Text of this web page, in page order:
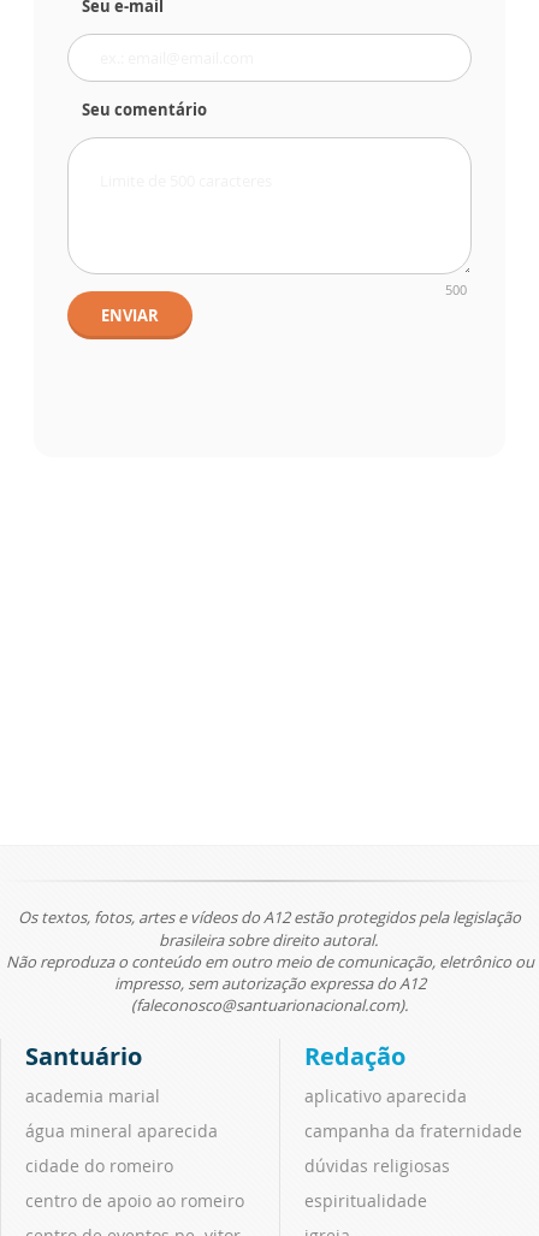
Seu e-mail
Seu comentário
500
ENVIAR
Os textos, fotos, artes e vídeos do A12 estão protegidos pela legislação
brasileira sobre direito autoral.
Não reproduza o conteúdo em outro meio de comunicação, eletrônico ou
impresso, sem autorização expressa do A12
(faleconosco@santuarionacional.com).
Santuário
academia marial
água mineral aparecida
cidade do romeiro
centro de apoio ao romeiro
Redação
aplicativo aparecida
campanha da fraternidade
dúvidas religiosas
espiritualidade